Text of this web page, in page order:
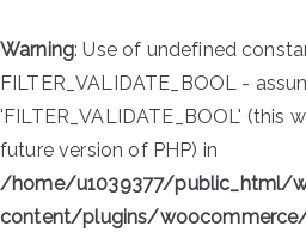
Warning: Use of undefined
FILTER_VALIDATE_BOOL -
'FILTER_VALIDATE_BOOL' (this
future version of PHP) in
/home/u1039377/public_html/
content/plugins/